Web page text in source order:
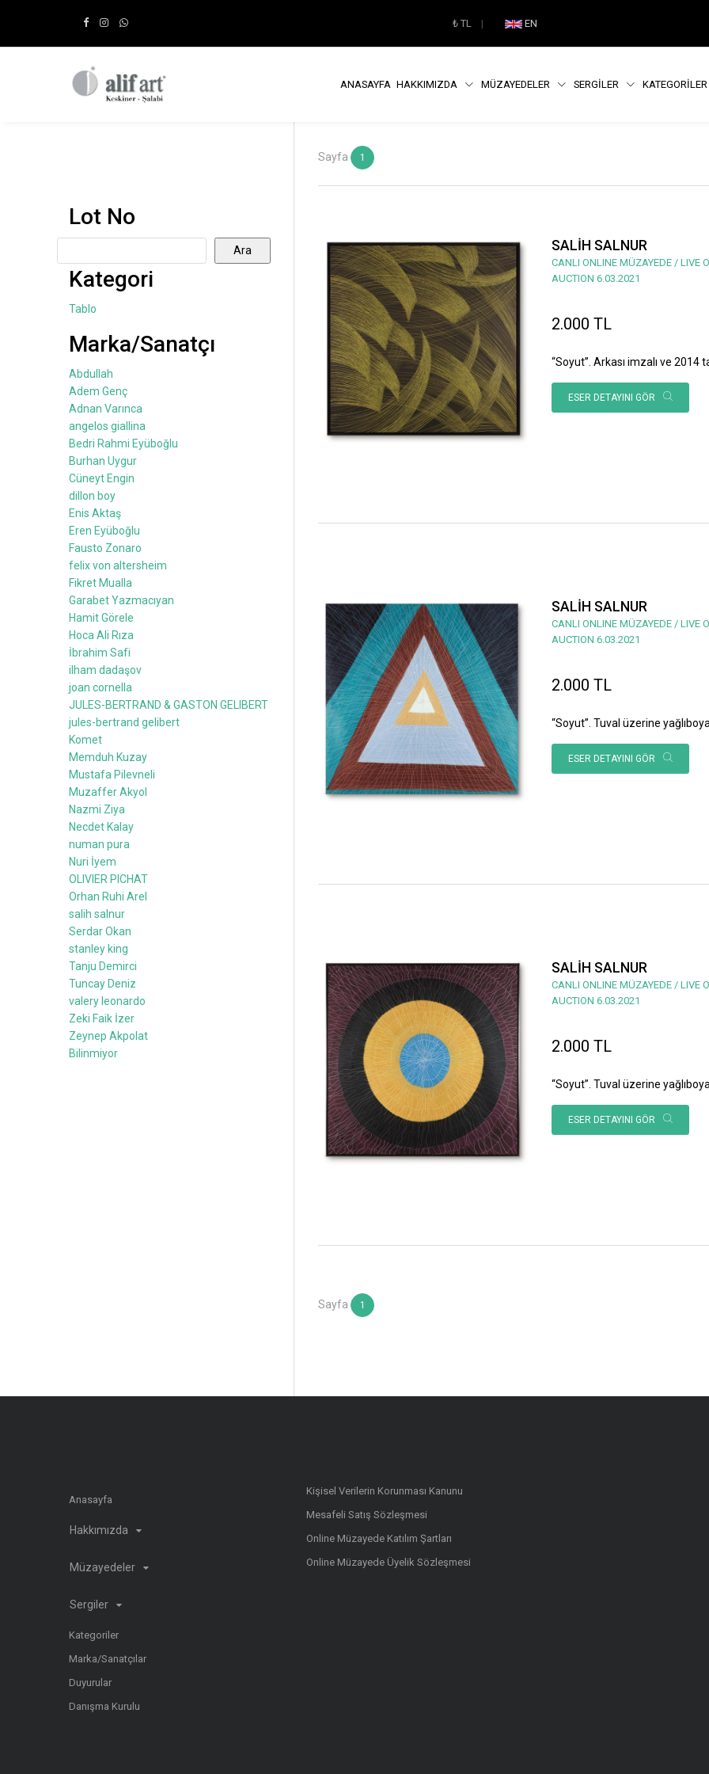
₺TL | EN
ANASAYFA HAKKIMIZDA MÜZAYEDELER SERGİLER KATEGORİLER
Sayfa 1
SALİH SALNUR
CANLI ONLINE MÜZAYEDE / LIVE
AUCTION 6.03.2021
2.000 TL
“Soyut”. Arkası imzalı ve
ESER DETAYINI GÖR
SALİH SALNUR
CANLI ONLINE MÜZAYEDE / LIVE
AUCTION 6.03.2021
2.000 TL
“Soyut”. Tuval üzerine
ESER DETAYINI GÖR
SALİH SALNUR
CANLI ONLINE MÜZAYEDE / LIVE
AUCTION 6.03.2021
2.000 TL
“Soyut”. Tuval üzerine
ESER DETAYINI GÖR
Sayfa 1
Lot No
Ara
Kategori
Tablo
Marka/Sanatçı
Abdullah
Adem Genç
Adnan Varınca
angelos giallina
Bedri Rahmi Eyüboğlu
Burhan Uygur
Cüneyt Engin
dillon boy
Enis Aktaş
Eren Eyüboğlu
Fausto Zonaro
felix von altersheim
Fikret Mualla
Garabet Yazmacıyan
Hamit Görele
Hoca Ali Rıza
İbrahim Safi
ilham dadaşov
joan cornella
JULES-BERTRAND & GASTON GELIBERT
jules-bertrand gelibert
Komet
Memduh Kuzay
Mustafa Pilevneli
Muzaffer Akyol
Nazmi Ziya
Necdet Kalay
numan pura
Nuri İyem
OLIVIER PICHAT
Orhan Ruhi Arel
salih salnur
Serdar Okan
stanley king
Tanju Demirci
Tuncay Deniz
valery leonardo
Zeki Faik İzer
Zeynep Akpolat
Bilinmiyor
Anasayfa
Hakkımızda
Müzayedeler
Sergiler
Kategoriler
Marka/Sanatçılar
Duyurular
Danışma Kurulu
Kişisel Verilerin Korunması Kanunu
Mesafeli Satış Sözleşmesi
Online Müzayede Katılım Şartları
Online Müzayede Üyelik Sözleşmesi